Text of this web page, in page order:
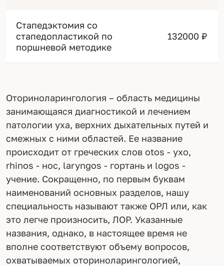
Стапедэктомия со
стапедопластикой по
поршневой методике
132000 ₽
Оториноларингология – область медицины
занимающаяся диагностикой и лечением
патологии уха, верхних дыхательных путей и
смежных с ними областей. Ее название
происходит от греческих слов otos - ухо,
rhinos - нос, laryngos - гортань и logos -
учение. Сокращенно, по первым буквам
наименований основных разделов, нашу
специальность называют также ОРЛ или, как
это легче произносить, ЛОР. Указанные
названия, однако, в настоящее время не
вполне соответствуют объему вопросов,
охватываемых оториноларингологией,